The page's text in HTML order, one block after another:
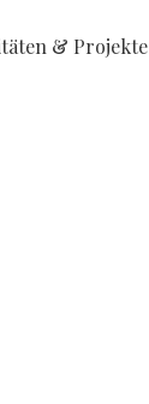
& Projekte